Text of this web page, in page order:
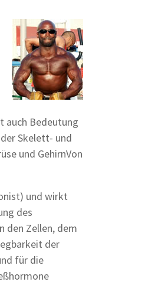
auch Bedeutung
Skelett- und
und GehirnVon
und wirkt
des
den Zellen, dem
der
für die